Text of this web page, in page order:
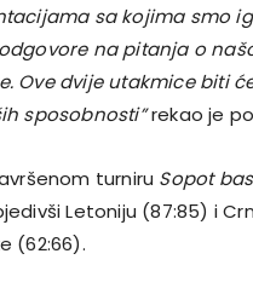
sa kojima smo
na pitanja o
Ove dvije utakmice biti
sposobnosti”rekao je
turniru Sopot
Letoniju (87:85) i
(62:66).